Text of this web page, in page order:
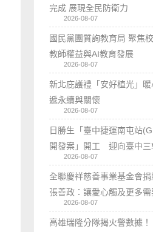
完成 展現全民防衛力
2026-08-07
國民黨團質詢教育局 聚焦
教師權益與AI教育發展
2026-08-07
新北庇護禮「安好植光」
遞永續與關懷
2026-08-07
日勝生「臺中捷運南屯站
開發案」開工 迎向臺中三
2026-08-07
全聯慶祥慈善事業基金會
張善政：讓愛心觸及更多
2026-08-07
高雄瑞隆分隊揭火警數據